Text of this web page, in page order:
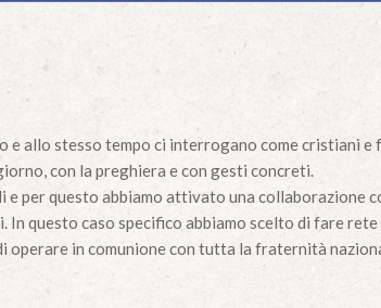
allo stesso tempo ci interrogano come cristiani e
con la preghiera e con gesti concreti.
e per questo abbiamo attivato una collaborazione
questo caso specifico abbiamo scelto di fare rete
operare in comunione con tutta la fraternità